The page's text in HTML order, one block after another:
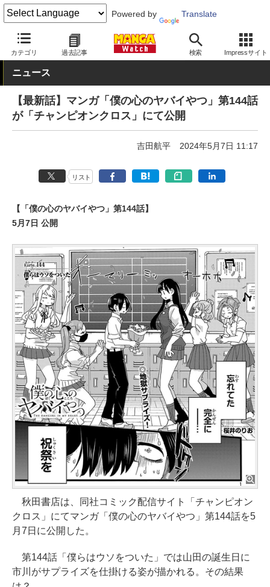
Powered by Translate
カテゴリ 過去記事 検索 Impressサイト
MANGA Watch 青年 僕の心のヤバイやつ
ニュース
【最新話】マンガ「僕の心のヤバイやつ」第144話
が「チャンピオンクロス」にて公開
吉田航平 2024年5月7日 11:17
リスト
【「僕の心のヤバイやつ」第144話】
5月7日 公開
秋田書店は、同社コミック配信サイト「チャンピオン
クロス」にてマンガ「僕の心のヤバイやつ」第144話を5
月7日に公開した。
第144話「僕らはウソをついた」では山田の誕生日に
市川がサプライズを仕掛ける姿が描かれる。その結果